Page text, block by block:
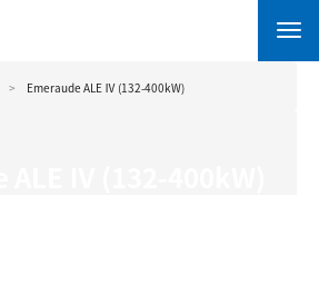
Emeraude ALE Ⅳ (132-400kW)